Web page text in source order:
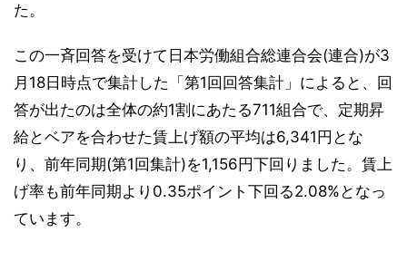
た。
この一斉回答を受けて日本労働組合総連合会(連合)が3
月18日時点で集計した「第1回回答集計」によると、回
答が出たのは全体の約1割にあたる711組合で、定期昇
給とベアを合わせた賃上げ額の平均は6,341円とな
り、前年同期(第1回集計)を1,156円下回りました。賃上
げ率も前年同期より0.35ポイント下回る2.08%となっ
ています。